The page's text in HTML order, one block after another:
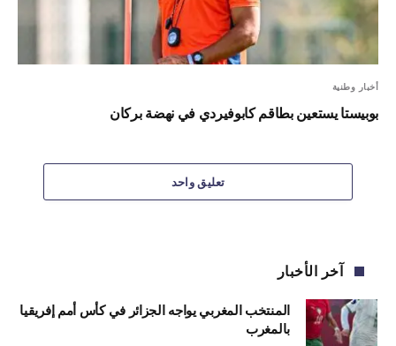
أخبار وطنية
بوبيستا يستعين بطاقم كابوفيردي في نهضة بركان
تعليق واحد
آخر الأخبار
المنتخب المغربي يواجه الجزائر في كأس أمم إفريقيا
بالمغرب